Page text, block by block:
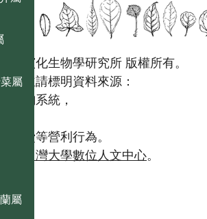
屬
屬
與演化生物學研究所 版權所有。
，並請標明資料來源：
查詢系統，
。】
詢費等營利行為。
繫
台灣大學數位人文中心。